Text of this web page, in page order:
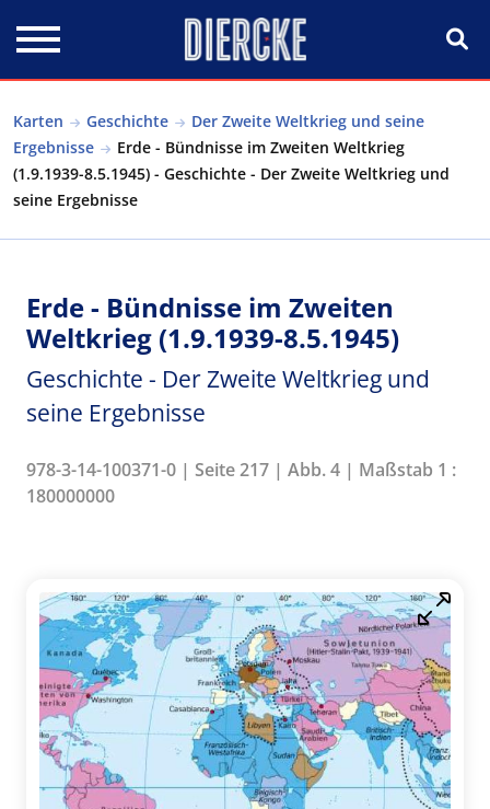
Karten Geschichte
Der Zweite Weltkrieg und seine
Ergebnisse
Erde - Bündnisse im Zweiten Weltkrieg
(1.9.1939-8.5.1945) - Geschichte - Der Zweite Weltkrieg und
seine Ergebnisse
Erde - Bündnisse im Zweiten
Weltkrieg (1.9.1939-8.5.1945)
Geschichte - Der Zweite Weltkrieg und
seine Ergebnisse
978-3-14-100371-0 | Seite 217 | Abb. 4 | Maßstab 1 :
180000000